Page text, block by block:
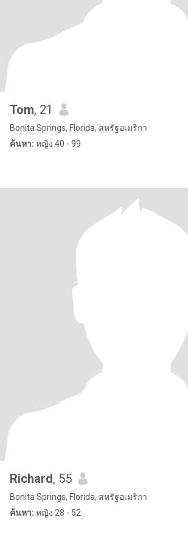
Tom, 21
Bonita Springs, Florida, สหรัฐอเมริกา
ค้นหา: หญิง 40 - 99
Richard, 55
Bonita Springs, Florida, สหรัฐอเมริกา
ค้นหา: หญิง 28 - 52